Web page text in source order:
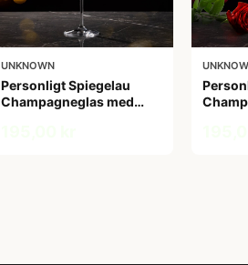
UNKNOWN
Personligt Spiegelau
Champagneglas med